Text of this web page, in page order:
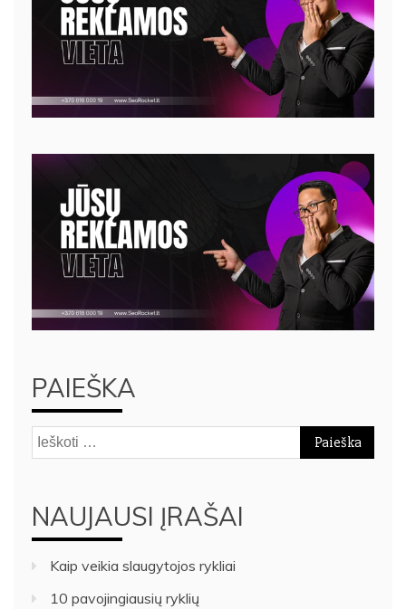
PAIEŠKA
Ieškoti:
NAUJAUSI ĮRAŠAI
Kaip veikia slaugytojos rykliai
10 pavojingiausių ryklių